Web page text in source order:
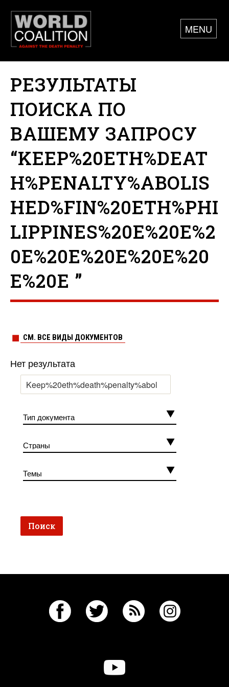
MENU
РЕЗУЛЬТАТЫ
ПОИСКА ПО
ВАШЕМУ ЗАПРОСУ
“KEEP%20ETH%DEAT
H%PENALTY%ABOLIS
HED%FIN%20ETH%PHI
LIPPINES%20E%20E%2
0E%20E%20E%20E%20
E%20E ”
СМ. ВСЕ ВИДЫ ДОКУМЕНТОВ
Нет результата